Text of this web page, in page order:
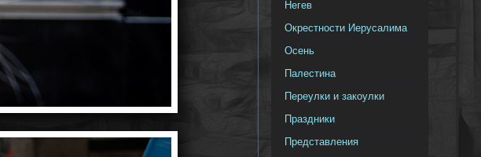
Негев
Окрестности Иерусалима
Осень
Палестина
Переулки и закоулки
Праздники
Представления